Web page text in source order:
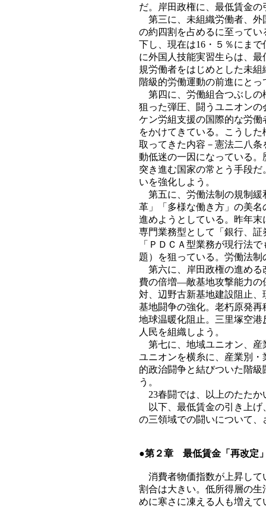
だ。岸田政権に、最低賃金
第三に、未組織労働者、外
の約四割を占めるに至って
下し、現在は16・５％にま
に外国人技能実習生らは、
規労働者をはじめとした未
階級的労働運動の前進にと
第四に、労働組合つぶしの
狙った弾圧、闘うユニオン
ケン労組支援の国際的な労
をかけてきている。こうし
取ってきた内容－憲法二八
動低迷の一因になっている
突き進む国家の常とう手段
いを強化しよう。
第五に、労働法制の規制緩
革」「多様な働き方」の美
進めようとしている。昨年
専門業務型として「銀行、
「ＰＤＣＡ型業務が現行法
題）を狙っている。労働法
第六に、岸田政権の進める
費の倍増―敵基地攻撃能力の
対、辺野古新基地建設阻止
基地闘争の強化。老朽原発
地球温暖化阻止。三里塚空
人民を組織しよう。
第七に、地域ユニオン、産
ユニオンを横糸に、産業別
的政治闘争と結びついた階
う。
23春闘では、以上のたたか
以下、最低賃金の引き上げ
の三領域での闘いについて
●第２章 最低賃金「再改定
消費者物価指数が上昇して
割合は大きい。低所得層の
めに寒さに凍える人も増え